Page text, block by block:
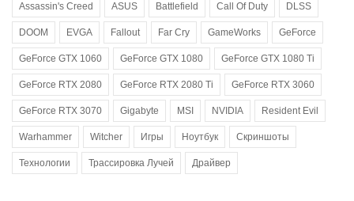
Assassin's Creed ASUS Battlefield Call Of Duty DLSS
DOOM EVGA Fallout Far Cry GameWorks GeForce
GeForce GTX 1060 GeForce GTX 1080 GeForce GTX 1080 Ti
GeForce RTX 2080 GeForce RTX 2080 Ti GeForce RTX 3060
GeForce RTX 3070 Gigabyte MSI NVIDIA Resident Evil
Warhammer Witcher Игры Ноутбук Скриншоты
Технологии Трассировка Лучей Драйвер